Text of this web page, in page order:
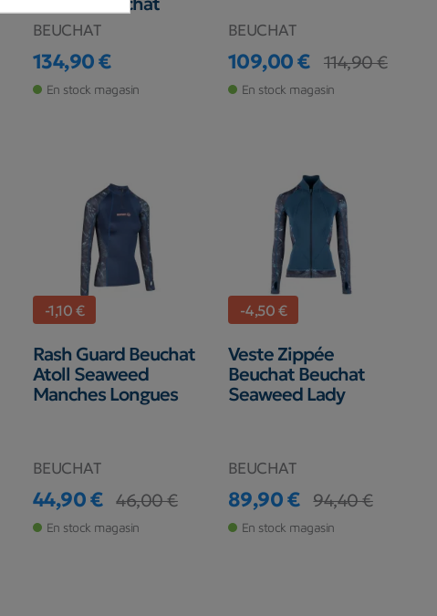
BEUCHAT
Prix
134,90 €
En stock magasin
BEUCHAT
Prix
109,00 €
Prix de base
114,90 €
En stock magasin
-1,10 €
Rash Guard Beuchat
Atoll Seaweed
Manches Longues
BEUCHAT
Prix
44,90 €
Prix de base
46,00 €
En stock magasin
-4,50 €
Veste Zippée
Beuchat Beuchat
Seaweed Lady
BEUCHAT
Prix
89,90 €
Prix de base
94,40 €
En stock magasin